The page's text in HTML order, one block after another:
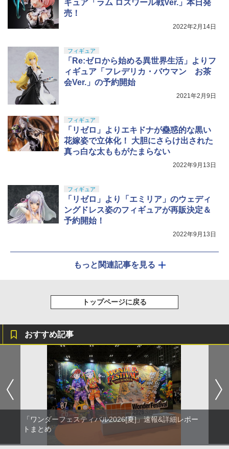
ギュア「ラム ロズワール戦Ver.」本日発
売！
2022年2月14日
フィギュア
「Re:ゼロから始める異世界生活」よりフ
ィギュア「フレデリカ・バウマン お茶
会Ver.」の予約開始
2021年2月9日
フィギュア
「リゼロ」よりエキドナが蠱惑的な黒い
花嫁姿で立体化！ 大胆にさらけ出された
真っ白な太ももがたまらない
2022年9月13日
フィギュア
「リゼロ」より「エミリア」のウェディ
ングドレス姿のフィギュアが再販決定＆
予約開始！
2022年9月13日
もっと関連記事を見る
トップページに戻る
おすすめ記事
「ワンダーフェスティバル2026[夏]」速報&詳細レポー
トまとめ